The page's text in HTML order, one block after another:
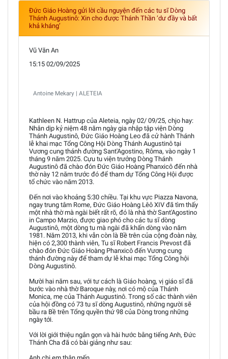
Đức Giáo Hoàng gửi lời cầu nguyện đến các tu sĩ Dòng
Thánh Augustinô: Xin cho được Thánh Thần ‘dư đầy và bất
khả kháng’
Vũ Văn An
15:15 02/09/2025
Antoine Mekary | ALETEIA
Kathleen N. Hattrup của Aleteia, ngày 02/ 09/25, chjo hay:
Nhân dịp kỷ niệm 48 năm ngày gia nhập tập viện Dòng
Thánh Augustinô, Đức Giáo Hoàng Leo đã cử hành Thánh
lễ khai mạc Tổng Công Hội Dòng Thánh Augustinô tại
Vương cung thánh đường Sant'Agostino, Rôma, vào ngày 1
tháng 9 năm 2025. Cựu tu viện trưởng Dòng Thánh
Augustinô đã chào đón Đức Giáo Hoàng Phanxicô đến nhà
thờ này 12 năm trước đó để tham dự Tổng Công Hội được
tổ chức vào năm 2013.
Đến nơi vào khoảng 5:30 chiều. Tại khu vực Piazza Navona,
ngay trung tâm Rome, Đức Giáo Hoàng Lêô XIV đã tìm thấy
một nhà thờ mà ngài biết rất rõ, đó là nhà thờ Sant'Agostino
in Campo Marzio, được giao phó cho các tu sĩ dòng
Augustinô, một dòng tu mà ngài đã khấn dòng vào năm
1981. Năm 2013, khi vẫn còn là Bề trên của cộng đoàn này,
hiện có 2,300 thành viên, Tu sĩ Robert Francis Prevost đã
chào đón Đức Giáo Hoàng Phanxicô đến Vương cung
thánh đường này để tham dự lễ khai mạc Tổng Công hội
Dòng Augustinô.
Mười hai năm sau, với tư cách là Giáo hoàng, vị giáo sĩ đã
bước vào nhà thờ Baroque này, nơi có mộ của Thánh
Monica, mẹ của Thánh Augustinô. Trong số các thành viên
của hội đồng có 73 tu sĩ dòng Augustinô, những người sẽ
bầu ra Bề trên Tổng quyền thứ 98 của Dòng trong những
ngày tới.
Với lời giới thiệu ngắn gọn và hài hước bằng tiếng Anh, Đức
Thánh Cha đã có bài giảng như sau: